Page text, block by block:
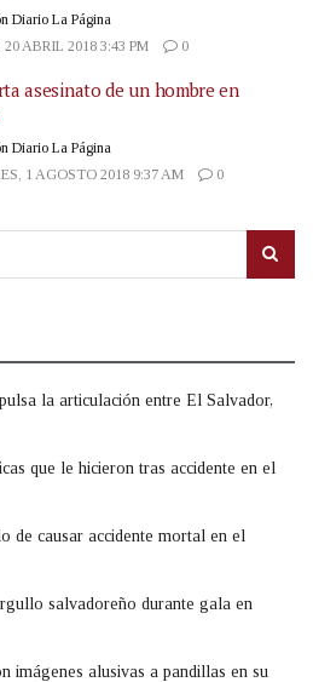
Diario La Página
ABRIL 2018 3:43 PM
0
asesinato de un hombre en
Diario La Página
1 AGOSTO 2018 9:37 AM
0
la articulación entre El Salvador,
que le hicieron tras accidente en el
de causar accidente mortal en el
salvadoreño durante gala en
imágenes alusivas a pandillas en su